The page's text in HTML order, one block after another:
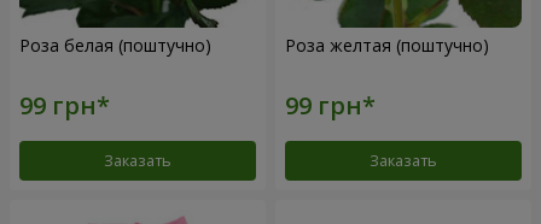
Роза белая (поштучно)
Заказать
Роза желтая (поштучно)
Заказать